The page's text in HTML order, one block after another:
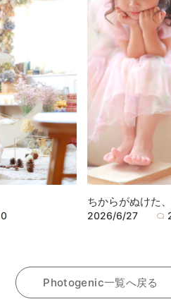
0
ちからがぬけた
2026/6/27
Photogenic一覧へ戻る